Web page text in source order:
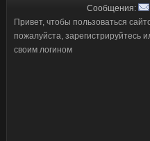
Сообщения:
Привет, чтобы пользоваться
пожалуйста, зарегистрируйтесь
своим логином